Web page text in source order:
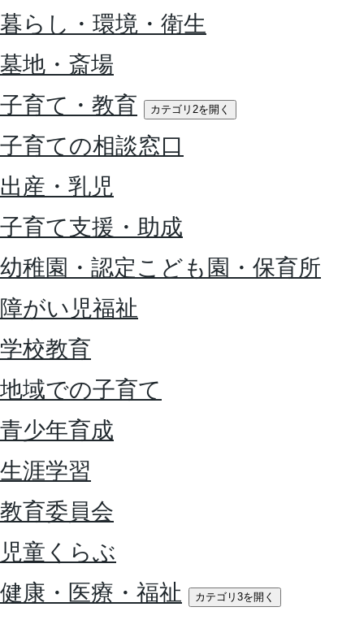
暮らし・環境・衛生
墓地・斎場
子育て・教育
カテゴリ2を開く
子育ての相談窓口
出産・乳児
子育て支援・助成
幼稚園・認定こども園・保育所
障がい児福祉
学校教育
地域での子育て
青少年育成
生涯学習
教育委員会
児童くらぶ
健康・医療・福祉
カテゴリ3を開く